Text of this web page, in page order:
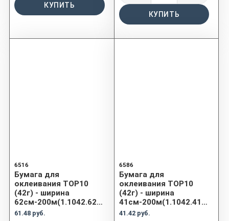
КУПИТЬ
КУПИТЬ
6516
Бумага для
оклеивания TOP10
(42г) - ширина
62см-200м(1.1042.6220)
61.48 руб.
6586
Бумага для
оклеивания TOP10
(42г) - ширина
41см-200м(1.1042.4120)
41.42 руб.